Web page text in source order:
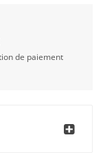
de paiement